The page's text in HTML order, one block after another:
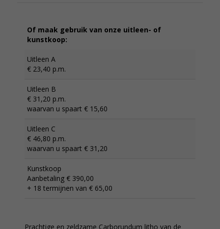
Of maak gebruik van onze uitleen- of
kunstkoop:
Uitleen A
€ 23,40 p.m.
Uitleen B
€ 31,20 p.m.
waarvan u spaart € 15,60
Uitleen C
€ 46,80 p.m.
waarvan u spaart € 31,20
Kunstkoop
Aanbetaling € 390,00
+ 18 termijnen van € 65,00
Prachtige en zeldzame Carborundum litho van de